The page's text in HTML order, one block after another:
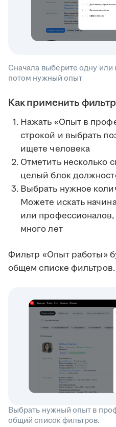
Сначала выберите одну
потом нужный опыт
Как применить фильтр
Нажать «Опыт в
строкой и выбрать
ищете человека
Отметить несколько
целый блок
Выбрать нужное
Можете искать
или
много лет
Фильтр «Опыт работы»
общем списке фильтров.
Выбрать нужный опыт в
общий список фильтров.